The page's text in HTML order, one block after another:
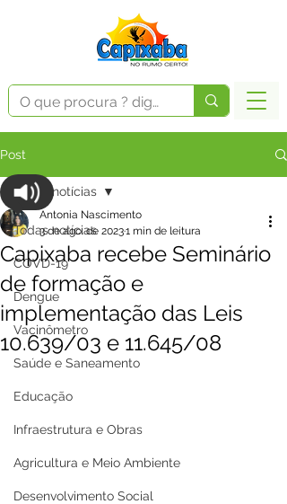
Post
Todas notícias
COVD-19
Dengue
Vacinômetro
Saúde e Saneamento
Educação
Infraestrutura e Obras
Agricultura e Meio Ambiente
Desenvolvimento Social
Todas notícias
Capixaba recebe Seminário
de formação e
implementação das Leis
10.639/03 e 11.645/08
Antonia Nascimento
3 de ago. de 20231 min de leitura